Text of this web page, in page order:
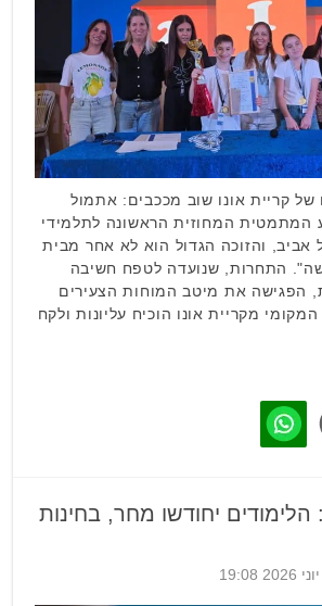
קריית אונו שוב מככבים: אתמול
המתמטית המחוזית הראשונה לתלמידי
אביב, והזוכה הגדול הוא לא אחר מבית
התחרות, שנועדה לטפח חשיבה
הפגישה את מיטב המוחות הצעירים
מקריית אונו הוכיח עליונות ולקח
הלימודים יחודשו מחר, בחינות